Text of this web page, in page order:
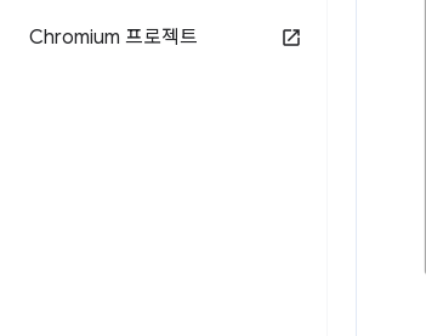
Chromium 프로젝트